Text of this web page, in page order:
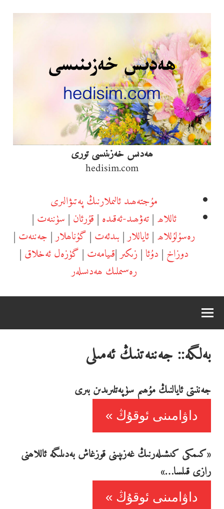
Skip
content
ھەدىس خەزىنىسى تورى
hedisim.com
مۇجتەھىد ئالىملارنىڭ پەتىۋالىرى
ئاللاھ|تەۋھىد-ئەقىدە|قۇرئان|سۈننەت|
رەسۇلۇللاھ|ئاياللار|بىدئەت|گۇناھلار|جەننەت|
دوزاخ|دۇئا|زىكىر|قىيامەت|گۈزەل ئەخلاق|
رەسىملىك ھەدىسلەر
بەلگە::جەننەتنىڭ ئەمىلى
جەننىتى ئايالنىڭ مۇھىم سۈپەتلىرىدىن بىرى
داۋامىنى ئوقۇڭ
«كىمكى كىشىلەرنىڭ غەزىپىنى قوزغاش بەدىلىگە ئاللاھنى
رازى قىلسا…»
داۋامىنى ئوقۇڭ